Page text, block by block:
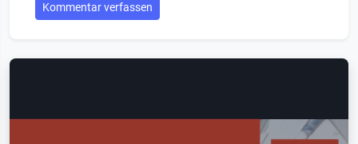
Kommentar verfassen